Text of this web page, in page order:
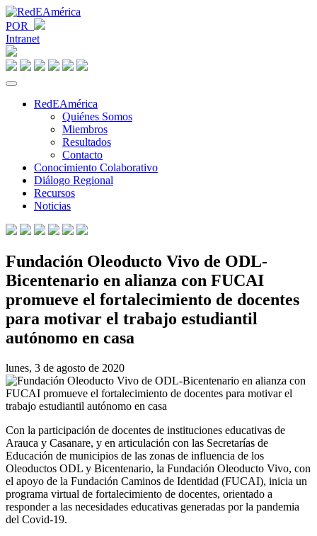
POR
Intranet
RedEAmérica
Quiénes Somos
Miembros
Resultados
Contacto
Conocimiento Colaborativo
Diálogo Regional
Recursos
Noticias
Fundación Oleoducto Vivo de ODL-
Bicentenario en alianza con FUCAI
promueve el fortalecimiento de docentes
para motivar el trabajo estudiantil
autónomo en casa
lunes, 3 de agosto de 2020
Con la participación de docentes de instituciones educativas de
Arauca y Casanare, y en articulación con las Secretarías de
Educación de municipios de las zonas de influencia de los
Oleoductos ODL y Bicentenario, la Fundación Oleoducto Vivo, con
el apoyo de la Fundación Caminos de Identidad (FUCAI), inicia un
programa virtual de fortalecimiento de docentes, orientado a
responder a las necesidades educativas generadas por la pandemia
del Covid-19.